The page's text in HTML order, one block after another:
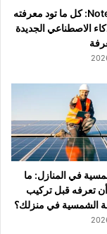
NotebookLM: كل ما تود معرفته
الاصطناعي الجديدة
في المنازل: ما
تعرفه قبل تركيب
الشمسية في منزلك؟